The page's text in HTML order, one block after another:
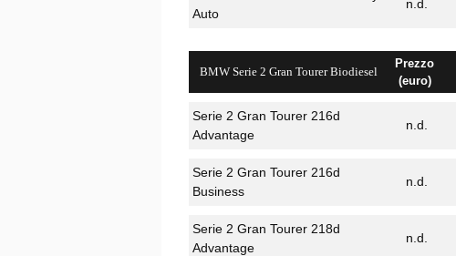
Auto
n.d.
BMW Serie 2 Gran Tourer Biodiesel
Prezzo
(euro)
Serie 2 Gran Tourer 216d
Advantage
n.d.
Serie 2 Gran Tourer 216d
Business
n.d.
Serie 2 Gran Tourer 218d
Advantage
n.d.